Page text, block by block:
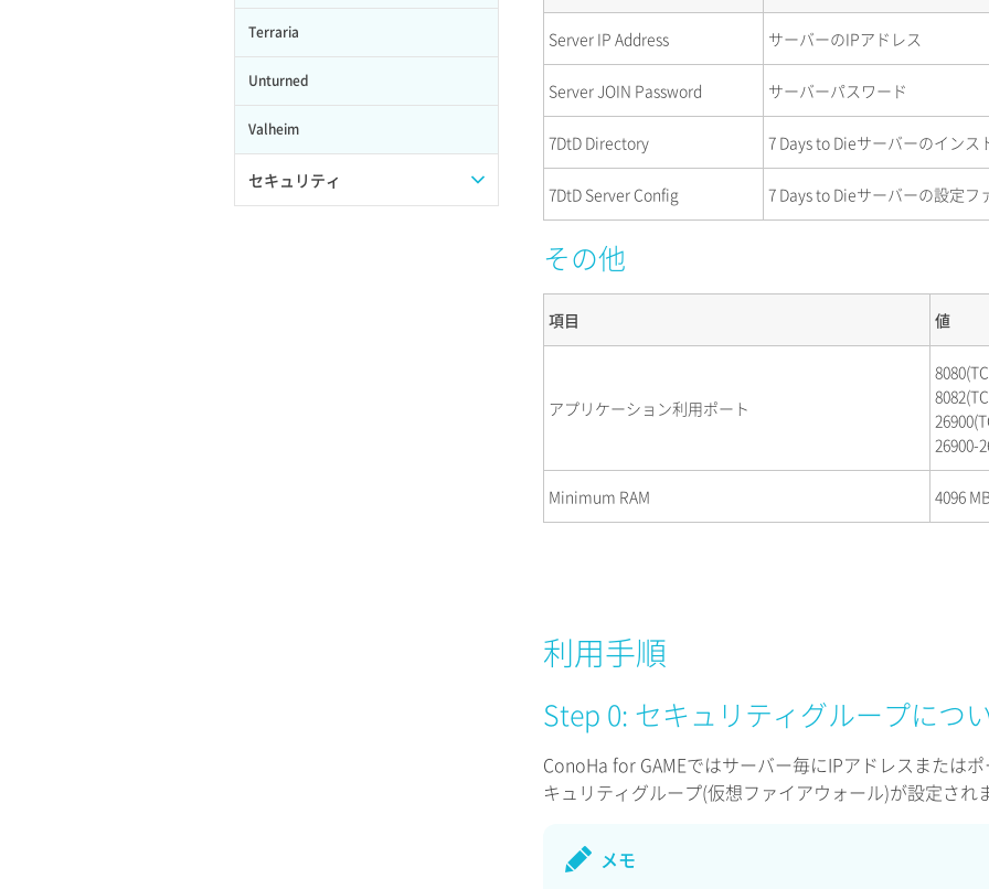
Terraria
Unturned
Valheim
セキュリティ
Server IP Address サーバーのIPアドレス
Server JOIN Password サーバーパスワード
7DtD Directory 7 Days to Dieサーバーのインス
7DtD Server Config 7 Days to Dieサーバーの設定フ
その他
項目 値
アプリケーション利用ポート
26900-
Minimum RAM 4096
利用手順
Step 0: セキュリティグループにつ
ConoHa for GAMEではサーバー毎にIPアドレスまたは
キュリティグループ(仮想ファイアウォール)が設定され
メモ